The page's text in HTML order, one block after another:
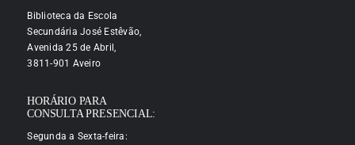
Biblioteca da Escola
Secundária José Estêvão,
Avenida 25 de Abril,
3811-901 Aveiro
HORÁRIO PARA
CONSULTA PRESENCIAL:
Segunda a Sexta-feira: